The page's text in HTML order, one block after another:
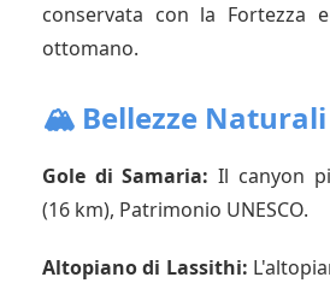
conservata con la Fortezza
ottomano.
🏔️ Bellezze Naturali
Gole di Samaria: Il canyon
(16 km), Patrimonio UNESCO.
Altopiano di Lassithi: